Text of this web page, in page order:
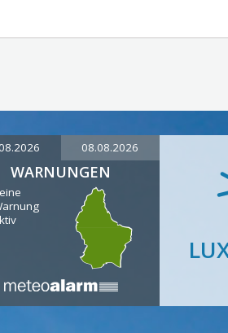
08.08.2026
WARNUNGEN